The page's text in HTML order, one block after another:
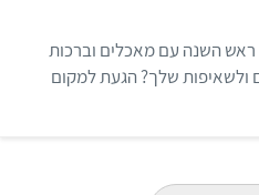
ראש השנה עם מאכלים וברכות
ולשאיפות שלך? הגעת למקום